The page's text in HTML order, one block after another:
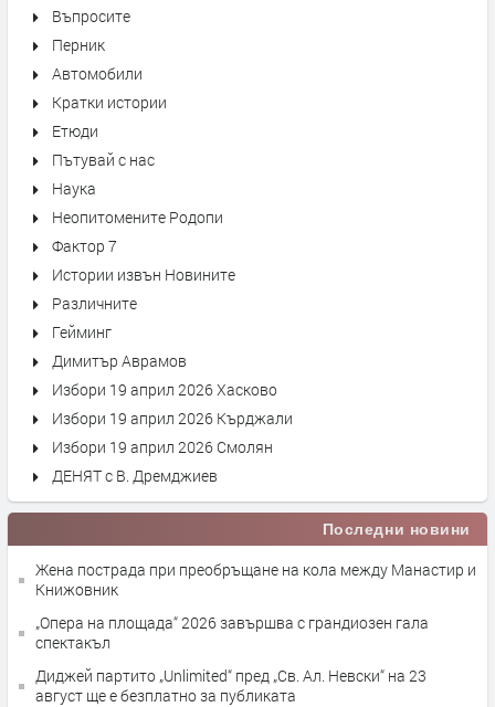
Въпросите
Перник
Автомобили
Кратки истории
Етюди
Пътувай с нас
Наука
Неопитомените Родопи
Фактор 7
Истории извън Новините
Различните
Гейминг
Димитър Аврамов
Избори 19 април 2026 Хасково
Избори 19 април 2026 Кърджали
Избори 19 април 2026 Смолян
ДЕНЯТ с В. Дремджиев
Последни новини
Жена пострада при преобръщане на кола между Манастир и
Книжовник
„Опера на площада“ 2026 завършва с грандиозен гала
спектакъл
Диджей партито „Unlimited“ пред „Св. Ал. Невски“ на 23
август ще е безплатно за публиката